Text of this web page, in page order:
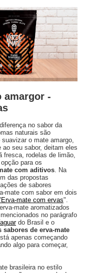
amargor -
no sabor da
naturais são
o mate amargo,
seu sabor, deitam eles
fresca, rodelas de limão,
para os
com aditivos . Na
das propostas
de sabores
mate com sabor em dois
mate com ervas".
mate aromatizados
no parágrafo
do Brasil e o
sabores de erva-mate
apenas começando
algo para começar,
brasileira no estilo